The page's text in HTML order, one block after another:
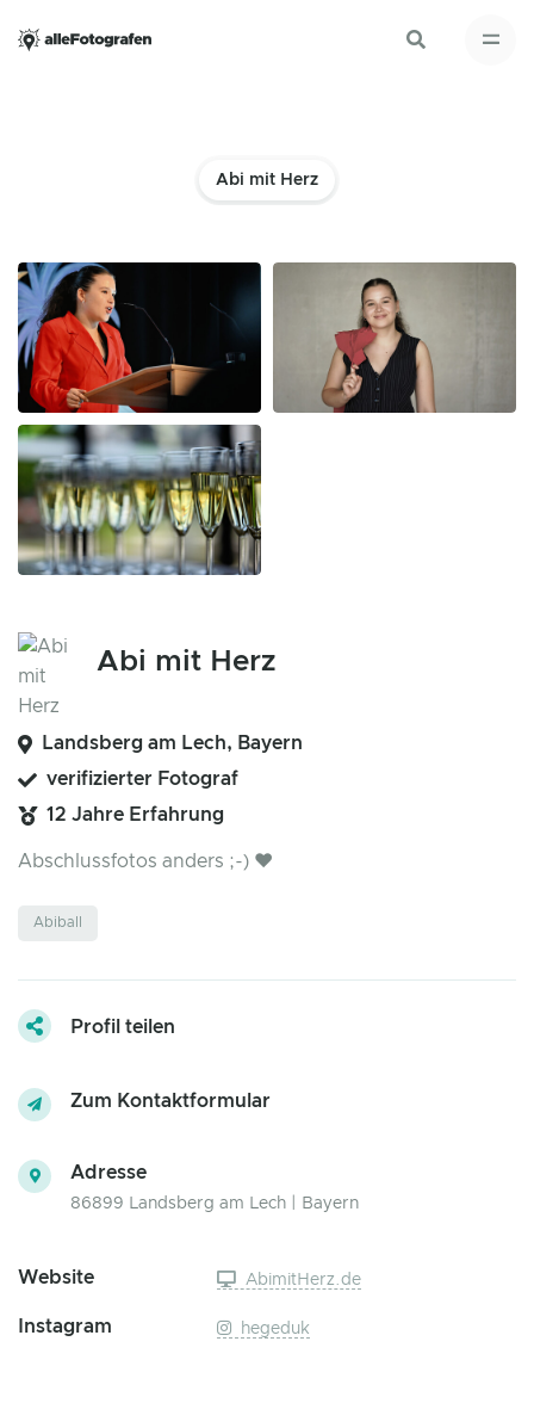
Abi mit Herz
Abi mit Herz
Landsberg am Lech, Bayern
verifizierter Fotograf
12 Jahre Erfahrung
Abschlussfotos anders ;-) ❤️
Abiball
Profil teilen
Zum Kontaktformular
Adresse
86899 Landsberg am Lech | Bayern
Website AbimitHerz.de
Instagram hegeduk